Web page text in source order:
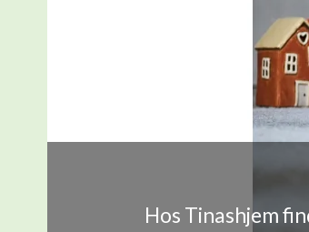
Hos Tinashjem